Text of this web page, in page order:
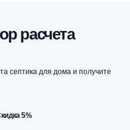
расчета
септика для дома и получите
5%